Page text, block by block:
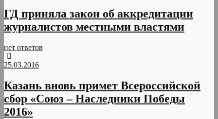
ГД приняла закон об аккредитации
журналистов местными властями
нет ответов
25.03.2016
Казань вновь примет Всероссийской
сбор «Союз – Наследники Победы
2016»